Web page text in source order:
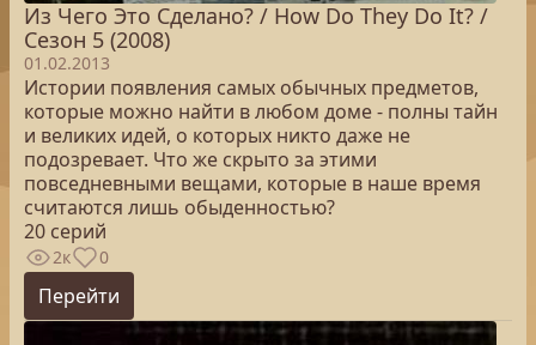
Из Чего Это Сделано? / How Do They Do It? /
Сезон 5 (2008)
01.02.2013
Истории появления самых обычных предметов,
которые можно найти в любом доме - полны тайн
и великих идей, о которых никто даже не
подозревает. Что же скрыто за этими
повседневными вещами, которые в наше время
считаются лишь обыденностью?
20 серий
2к 0
Перейти